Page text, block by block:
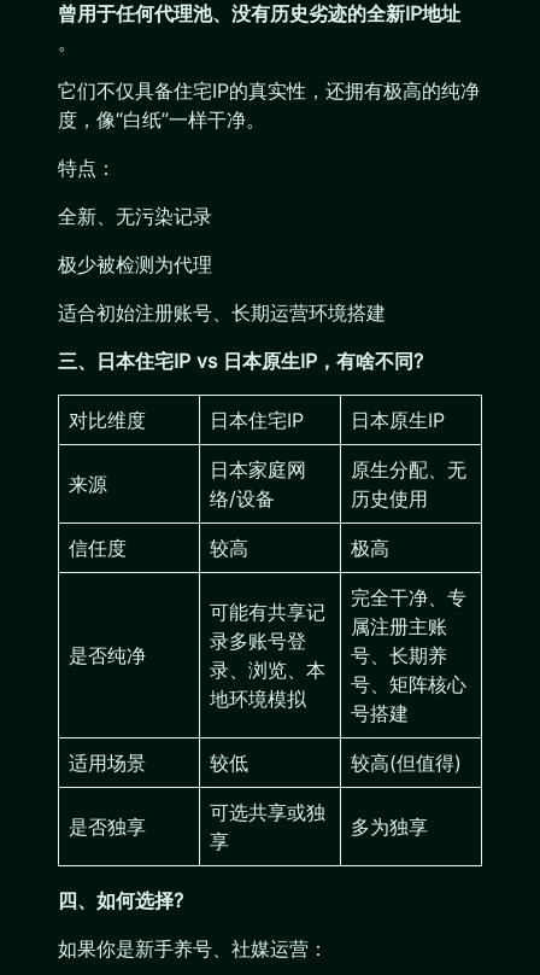
曾用于任何代理池、没有历史劣迹的全新IP地址
。
它们不仅具备住宅IP的真实性，还拥有极高的纯净
度，像“白纸”一样干净。
特点：
全新、无污染记录
极少被检测为代理
适合初始注册账号、长期运营环境搭建
三、日本住宅IP vs 日本原生IP，有啥不同?
对比维度 日本住宅IP 日本原生IP
来源
日本家庭网
络/设备
原生分配、无
历史使用
信任度 较高 极高
是否纯净
可能有共享记
录多账号登
录、浏览、本
地环境模拟
完全干净、专
属注册主账
号、长期养
号、矩阵核心
号搭建
适用场景 较低 较高(但值得)
是否独享
可选共享或独
享
多为独享
四、如何选择?
如果你是新手养号、社媒运营：